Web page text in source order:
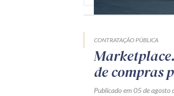
CONTRATAÇÃO PÚBLICA
de compras
Publicado em 05 de agosto